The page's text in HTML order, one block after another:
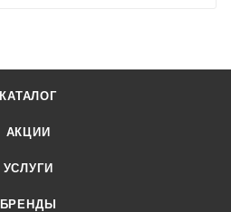
КАТАЛОГ
АКЦИИ
УСЛУГИ
БРЕНДЫ